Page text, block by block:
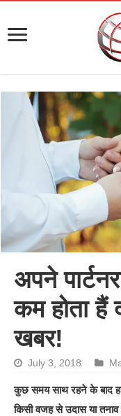
अपने
कम होता हैं
खबर!
July 3, 2018
कुछ समय साथ रहने के बाद
किसी वजह से उदास या